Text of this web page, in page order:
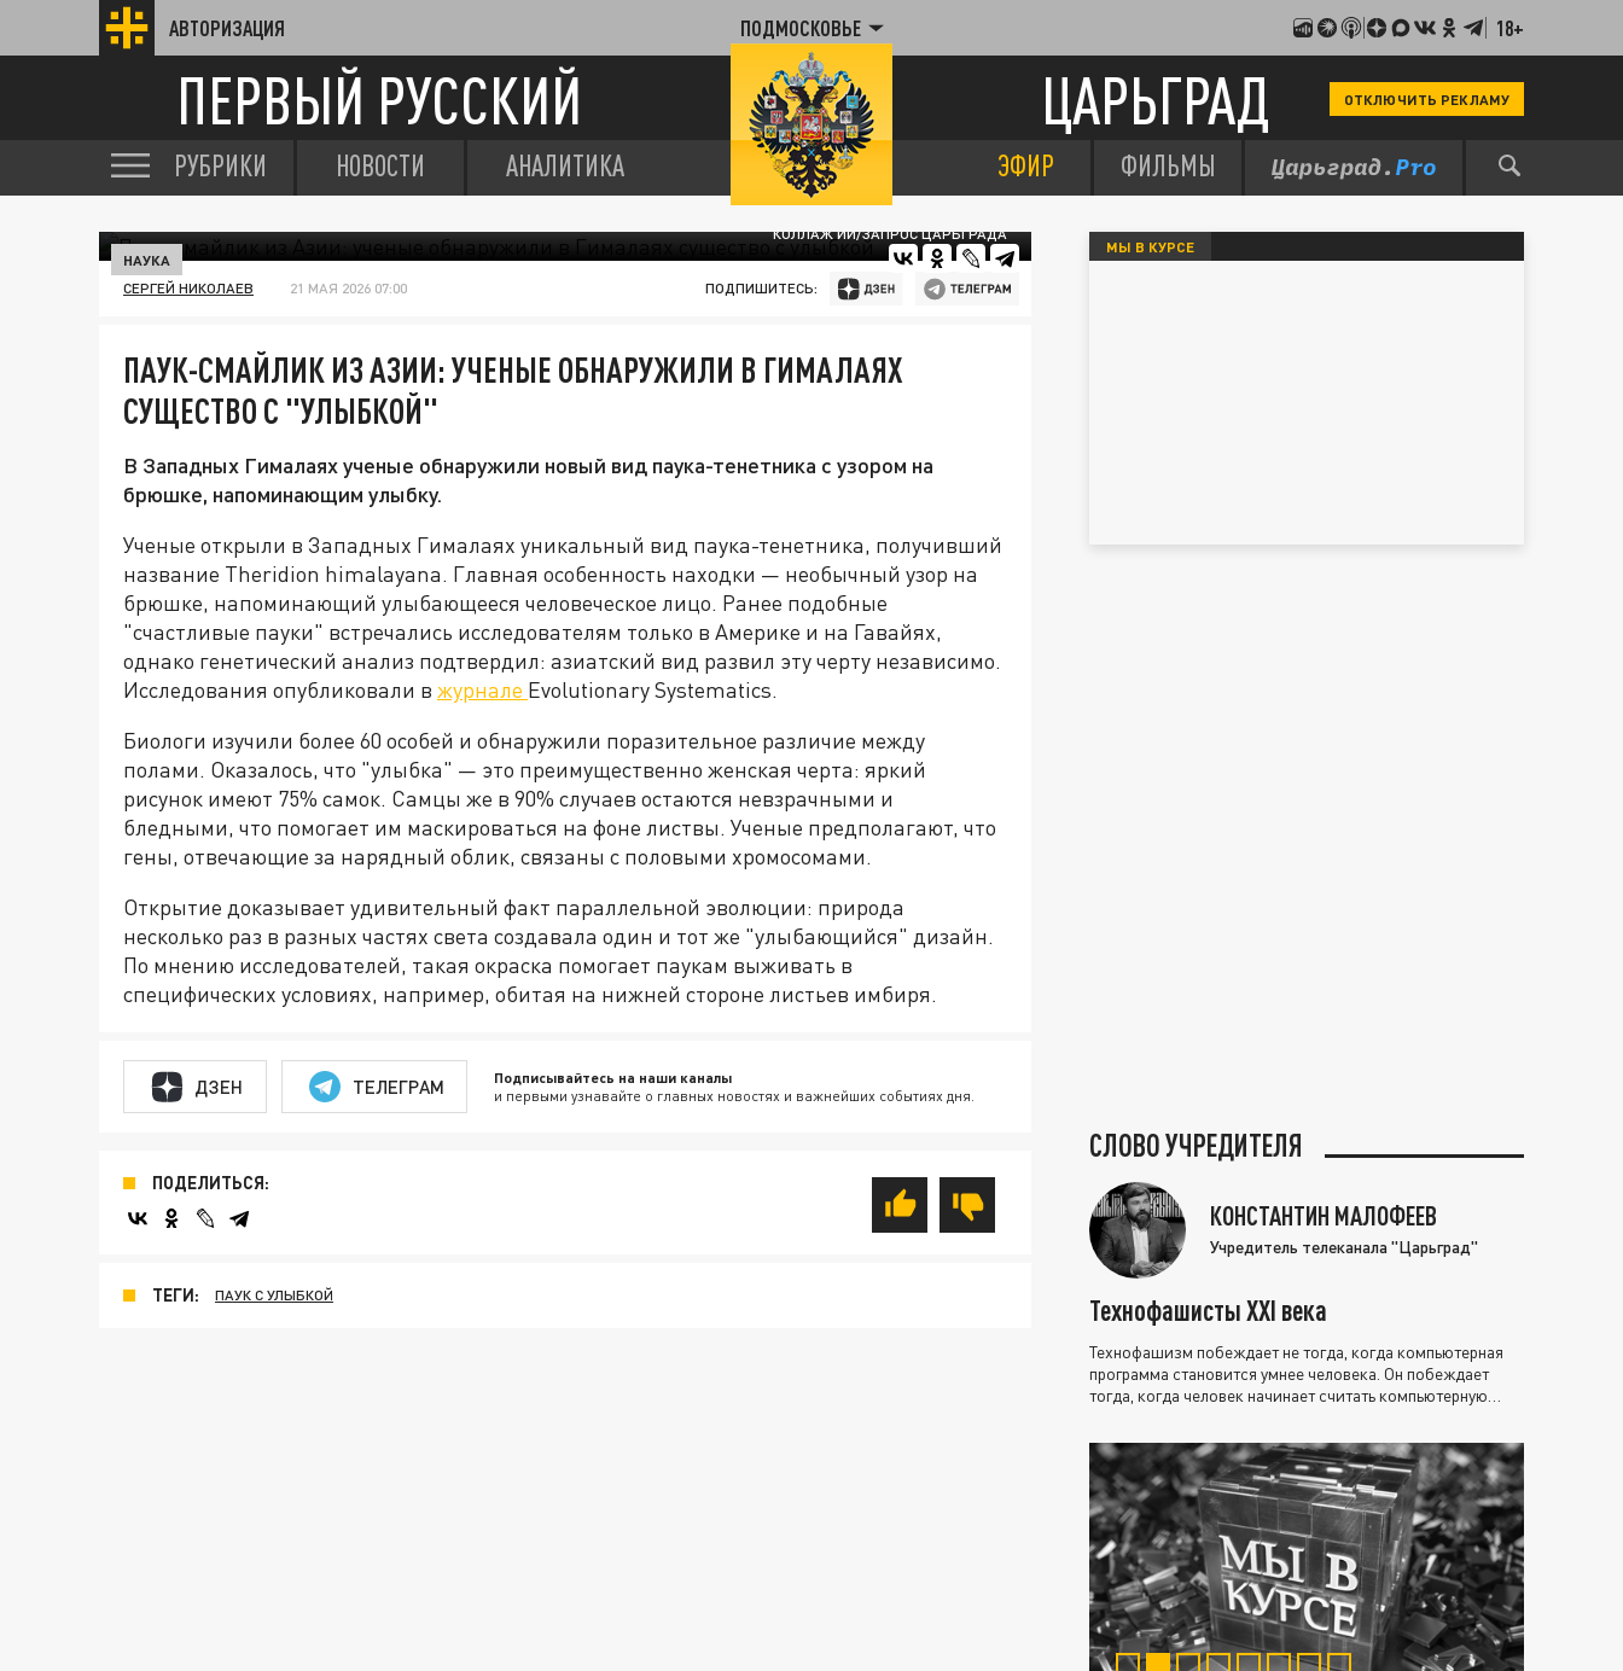
АВТОРИЗАЦИЯ ПОДМОСКОВЬЕ 18+
ПЕРВЫЙ РУССКИЙ ЦАРЬГРАД ОТКЛЮЧИТЬ РЕКЛАМУ
РУБРИКИ НОВОСТИ АНАЛИТИКА ЭФИР ФИЛЬМЫ
КОЛЛАЖ ИИ/ЗАПРОС ЦАРЬГРАДА
НАУКА
СЕРГЕЙ НИКОЛАЕВ 21 МАЯ 2026 07:00 ПОДПИШИТЕСЬ:
ПАУК-СМАЙЛИК ИЗ АЗИИ: УЧЕНЫЕ ОБНАРУЖИЛИ В ГИМАЛАЯХ
СУЩЕСТВО С "УЛЫБКОЙ"
В Западных Гималаях ученые обнаружили новый вид паука-тенетника с узором на
брюшке, напоминающим улыбку.
Ученые открыли в Западных Гималаях уникальный вид паука-тенетника, получивший
название Theridion himalayana. Главная особенность находки — необычный узор на
брюшке, напоминающий улыбающееся человеческое лицо. Ранее подобные
"счастливые пауки" встречались исследователям только в Америке и на Гавайях,
однако генетический анализ подтвердил: азиатский вид развил эту черту независимо.
Исследования опубликовали в журнале Evolutionary Systematics.
Биологи изучили более 60 особей и обнаружили поразительное различие между
полами. Оказалось, что "улыбка" — это преимущественно женская черта: яркий
рисунок имеют 75% самок. Самцы же в 90% случаев остаются невзрачными и
бледными, что помогает им маскироваться на фоне листвы. Ученые предполагают, что
гены, отвечающие за нарядный облик, связаны с половыми хромосомами.
Открытие доказывает удивительный факт параллельной эволюции: природа
несколько раз в разных частях света создавала один и тот же "улыбающийся" дизайн.
По мнению исследователей, такая окраска помогает паукам выживать в
специфических условиях, например, обитая на нижней стороне листьев имбиря.
ДЗЕН ТЕЛЕГРАМ Подписывайтесь на наши каналы
и первыми узнавайте о главных новостях и важнейших событиях дня.
ПОДЕЛИТЬСЯ:
ТЕГИ: ПАУК С УЛЫБКОЙ
МЫ В КУРСЕ
СЛОВО УЧРЕДИТЕЛЯ
КОНСТАНТИН МАЛОФЕЕВ
Учредитель телеканала "Царьград"
Технофашисты XXI века
Технофашизм побеждает не тогда, когда компьютерная
программа становится умнее человека. Он побеждает
тогда, когда человек начинает считать компьютерную